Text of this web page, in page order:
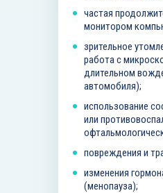
частая
монитором
зрительное
работа с
длительном
автомобиля);
использование
или
повреждения и
изменения
(менопауза);